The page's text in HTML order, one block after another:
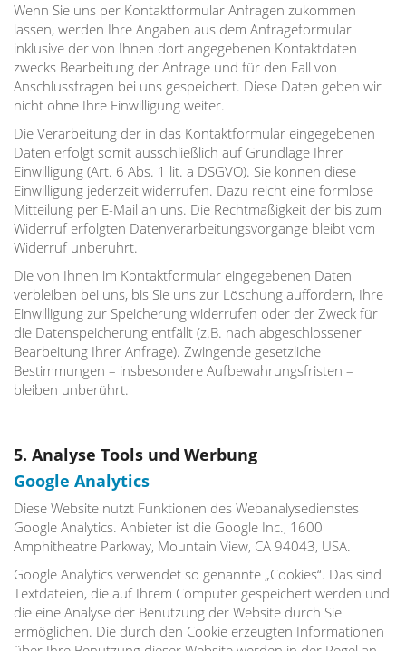
Wenn Sie uns per Kontaktformular Anfragen zukommen
lassen, werden Ihre Angaben aus dem Anfrageformular
inklusive der von Ihnen dort angegebenen Kontaktdaten
zwecks Bearbeitung der Anfrage und für den Fall von
Anschlussfragen bei uns gespeichert. Diese Daten geben wir
nicht ohne Ihre Einwilligung weiter.
Die Verarbeitung der in das Kontaktformular eingegebenen
Daten erfolgt somit ausschließlich auf Grundlage Ihrer
Einwilligung (Art. 6 Abs. 1 lit. a DSGVO). Sie können diese
Einwilligung jederzeit widerrufen. Dazu reicht eine formlose
Mitteilung per E-Mail an uns. Die Rechtmäßigkeit der bis zum
Widerruf erfolgten Datenverarbeitungsvorgänge bleibt vom
Widerruf unberührt.
Die von Ihnen im Kontaktformular eingegebenen Daten
verbleiben bei uns, bis Sie uns zur Löschung auffordern, Ihre
Einwilligung zur Speicherung widerrufen oder der Zweck für
die Datenspeicherung entfällt (z.B. nach abgeschlossener
Bearbeitung Ihrer Anfrage). Zwingende gesetzliche
Bestimmungen – insbesondere Aufbewahrungsfristen –
bleiben unberührt.
5. Analyse Tools und Werbung
Google Analytics
Diese Website nutzt Funktionen des Webanalysedienstes
Google Analytics. Anbieter ist die Google Inc., 1600
Amphitheatre Parkway, Mountain View, CA 94043, USA.
Google Analytics verwendet so genannte „Cookies“. Das sind
Textdateien, die auf Ihrem Computer gespeichert werden und
die eine Analyse der Benutzung der Website durch Sie
ermöglichen. Die durch den Cookie erzeugten Informationen